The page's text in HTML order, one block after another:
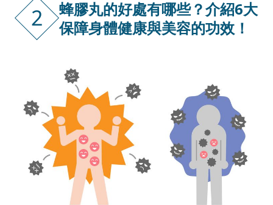
2
蜂膠丸的好處有哪些？介紹6大
保障身體健康與美容的功效！